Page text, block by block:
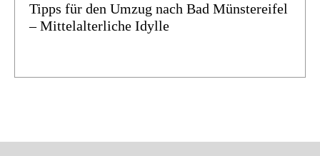
Tipps für den Umzug nach Bad Münstereifel
– Mittelalterliche Idylle